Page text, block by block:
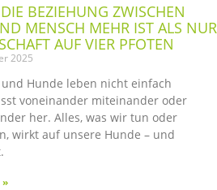
BEZIEHUNG ZWISCHEN
MENSCH MEHR IST ALS NUR
AUF VIER PFOTEN
2025
Hunde leben nicht einfach
voneinander miteinander oder
her. Alles, was wir tun oder
wirkt auf unsere Hunde – und